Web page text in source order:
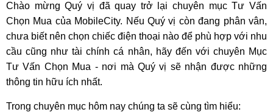
Chào mừng Quý vị đã quay trở lại chuyên mục Tư Vấn
Chọn Mua của MobileCity. Nếu Quý vị còn đang phân vân,
chưa biết nên chọn chiếc điện thoại nào để phù hợp với nhu
cầu cũng như tài chính cá nhân, hãy đến với chuyên Mục
Tư Vấn Chọn Mua - nơi mà Quý vị sẽ nhận được những
thông tin hữu ích nhất.
Trong chuyên mục hôm nay chúng ta sẽ cùng tìm hiểu: